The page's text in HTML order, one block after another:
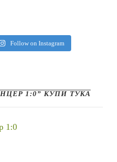
Follow on Instagram
1:0” КУПИ ТУКА